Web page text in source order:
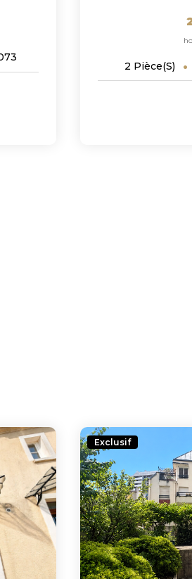
2 Pièce(s)
Exclusif